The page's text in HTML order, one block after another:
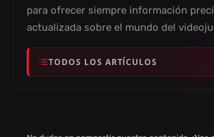
para ofrecer siempre información
actualizada sobre el mundo del
TODOS LOS ARTÍCULOS